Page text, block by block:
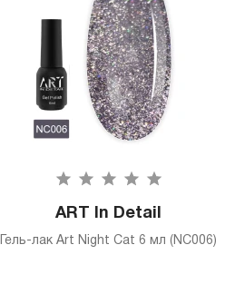
ART In Detail
Гель-лак Art Night Cat 6 мл (NC006)